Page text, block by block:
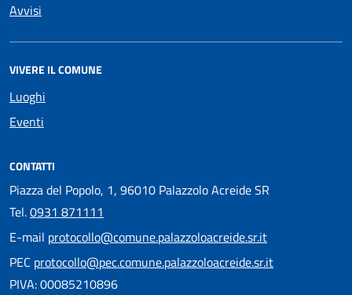
Avvisi
VIVERE IL COMUNE
Luoghi
Eventi
CONTATTI
Piazza del Popolo, 1, 96010 Palazzolo Acreide SR
Tel.0931 871111
E-mail protocollo@comune.palazzoloacreide.sr.it
PEC protocollo@pec.comune.palazzoloacreide.sr.it
PIVA: 00085210896